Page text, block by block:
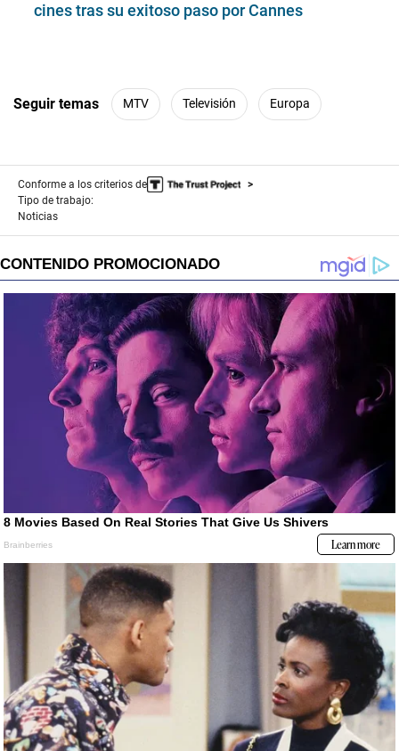
cines tras su exitoso paso por Cannes
Seguir temas MTV Televisión Europa
Conforme a los criterios de
Tipo de trabajo:
Noticias